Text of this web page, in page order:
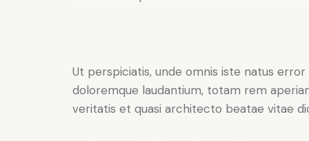
Ut perspiciatis, unde omnis iste natus
doloremque laudantium, totam rem
veritatis et quasi architecto beatae vitae